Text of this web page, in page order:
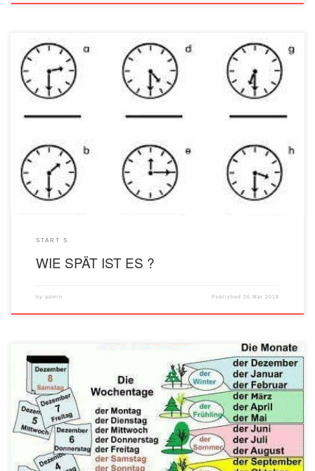
START S
WIE SPÄT IST ES ?
by admin Published 26 Mar 2018